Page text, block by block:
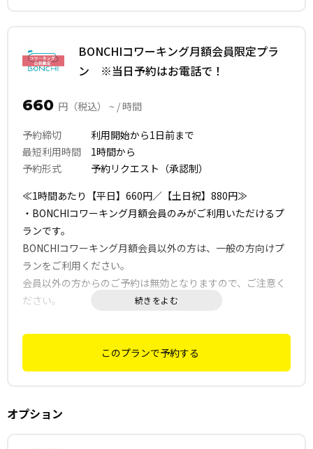
ください。
BONCHIコワーキング月額会員限定プラ
ン ※当日予約はお電話で！
660 円（税込） ~ / 時間
予約締切 利用開始から1日前まで
最短利用時間 1時間から
予約形式 予約リクエスト（承認制）
≪1時間あたり【平日】660円／【土日祝】880円≫
・BONCHIコワーキング月額会員のみがご利用いただけるプ
ランです。
BONCHIコワーキング月額会員以外の方は、一般の方向けプ
ランをご利用ください。
会員以外の方からのご予約は無効となりますので、ご注意く
ださい。
・1時間からご利用いただけます。（その後15分単位）
・ご予約成立後の時間短縮は出来ませんので、ご注意くださ
い。
させていただきます。
このプランで予約する
オプション